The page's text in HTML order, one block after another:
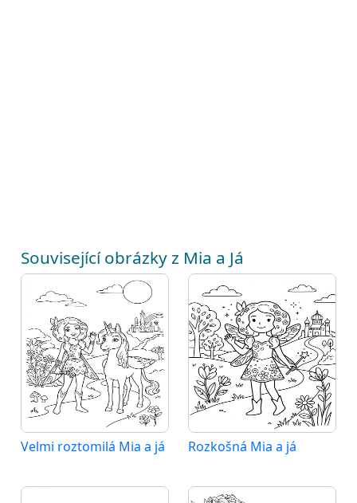
Související obrázky z Mia a Já
Velmi roztomilá Mia a já Rozkošná Mia a já